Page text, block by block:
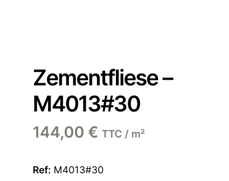
Zementfliese –
M4013#30
144,00 € TTC / m²
Ref: M4013#30